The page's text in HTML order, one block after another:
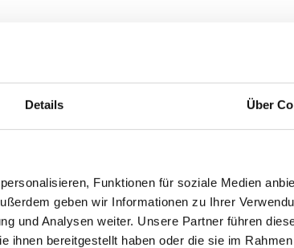
Details Über
Funktionen für soziale Medien
geben wir Informationen zu Ihrer
und Analysen weiter. Unsere Partner führen
ihnen bereitgestellt haben oder die sie im
vanaf 723,00 euro per
tweepersoonskamer
Reisperiode: 3 nachten van 23-26
december
Helaas is het niet mogelijk om